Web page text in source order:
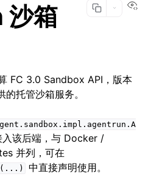
箱
FC 3.0 Sandbox API，版本
的托管沙箱服务。
入该后端，与 Docker /
并列，可在
中直接声明使用。